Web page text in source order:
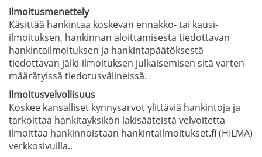
Ilmoitusmenettely
Käsittää hankintaa koskevan ennakko- tai kausi-
ilmoituksen, hankinnan aloittamisesta tiedottavan
hankintailmoituksen ja hankintapäätöksestä
tiedottavan jälki-ilmoituksen julkaisemisen sitä varten
määrätyissä tiedotusvälineissä.
Ilmoitusvelvollisuus
Koskee kansalliset kynnysarvot ylittäviä hankintoja ja
tarkoittaa hankitayksikön lakisääteistä velvoitetta
ilmoittaa hankinnoistaan hankintailmoitukset.fi (HILMA)
verkkosivuilla..